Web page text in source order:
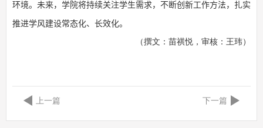
环境。 未来， 学院将持续关注学生需求，不断创新工作方法，扎实
推进学风建设常态化、长效化。
（撰文：苗祺悦，审核：王玮）
上一篇 下一篇